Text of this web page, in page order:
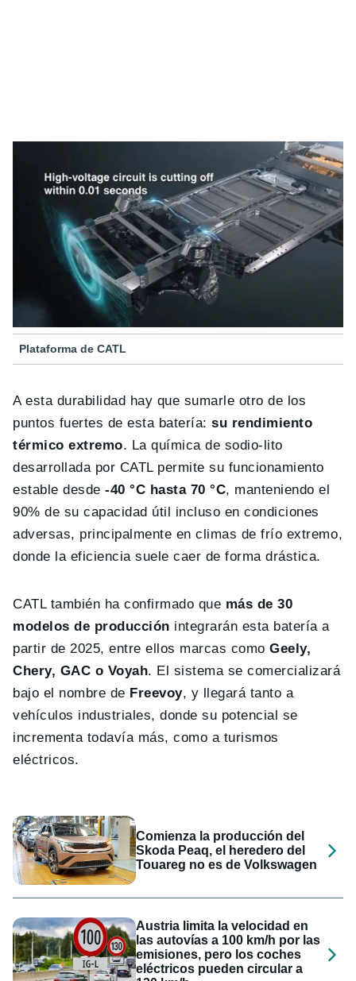
Plataforma de CATL
A esta durabilidad hay que sumarle otro de los
puntos fuertes de esta batería:su rendimiento
térmico extremo. La química de sodio-lito
desarrollada por CATL permite su funcionamiento
estable desde-40 °C hasta 70 °C, manteniendo el
90% de su capacidad útil incluso en condiciones
adversas, principalmente en climas de frío extremo,
donde la eficiencia suele caer de forma drástica.
CATL también ha confirmado que más de 30
modelos de producción integrarán esta batería a
partir de 2025, entre ellos marcas comoGeely,
Chery, GAC o Voyah. El sistema se comercializará
bajo el nombre de Freevoy, y llegará tanto a
vehículos industriales, donde su potencial se
incrementa todavía más, como a turismos
eléctricos.
Comienza la producción del
Skoda Peaq, el heredero del
Touareg no es de Volkswagen
Austria limita la velocidad en
las autovías a 100 km/h por las
emisiones, pero los coches
eléctricos pueden circular a